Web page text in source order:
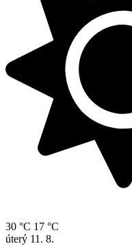
30 °C 17 °C
úterý 11. 8.